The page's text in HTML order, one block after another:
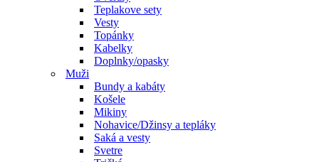
Teplakove sety
Vesty
Topánky
Kabelky
Doplnky/opasky
Muži
Bundy a kabáty
Košele
Mikiny
Nohavice/Džinsy a tepláky
Saká a vesty
Svetre